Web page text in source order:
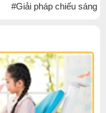
#Giải pháp chiếu sáng